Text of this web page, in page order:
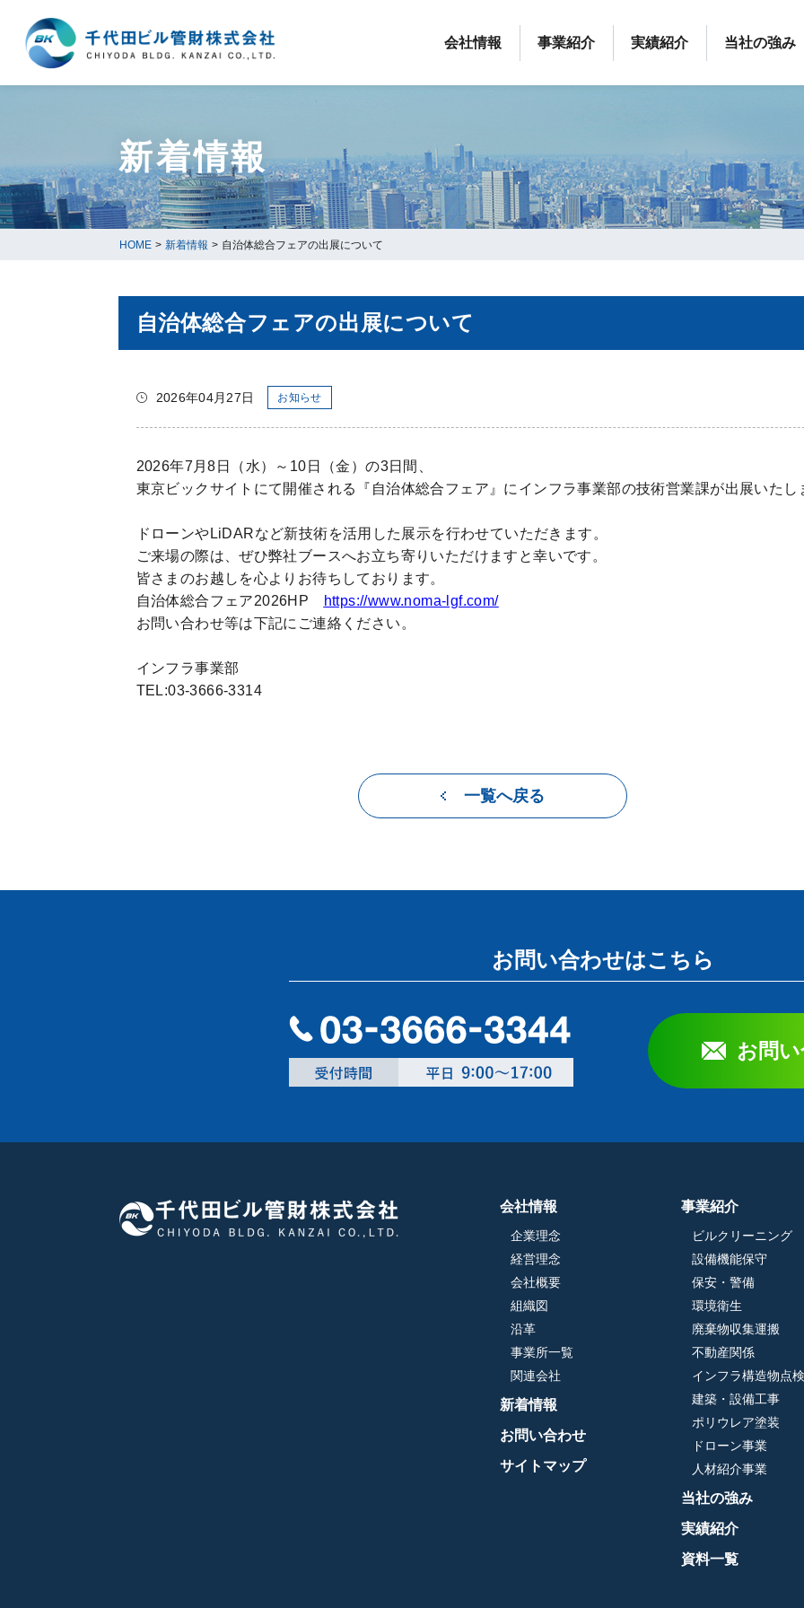
会社情報 事業紹介 実績紹介 当社の強み
新着情報
HOME > 新着情報 > 自治体総合フェアの出展について
自治体総合フェアの出展について
2026年04月27日 お知らせ
2026年7 月8 日（水）～ 10 日（金）の3日間、
東京ビックサイトにて開催される『自治体総合フェア』にインフラ事業部の技術営業課が出展いたし
ドローンや LiDARなど新技術を活用した展示を行わせていただきます。
ご来場の際は、ぜひ弊社ブースへお立ち寄りいただけますと幸いです。
皆さまのお越しを心よりお待ちしております。
自治体総合フェア2026HP
https://www.noma-lgf.com/
お問い合わせ等は下記にご連絡ください。
インフラ事業部
TEL:03-3666-3314
一覧へ戻る
お問い合わせはこちら
お問
会社情報
企業理念
経営理念
会社概要
組織図
沿革
事業所一覧
関連会社
新着情報
お問い合わせ
サイトマップ
事業紹介
ビルクリーニング
設備機能保守
保安・警備
環境衛生
廃棄物収集運搬
不動産関係
インフラ構造物点
建築・設備工事
ポリウレア塗装
ドローン事業
人材紹介事業
当社の強み
実績紹介
資料一覧